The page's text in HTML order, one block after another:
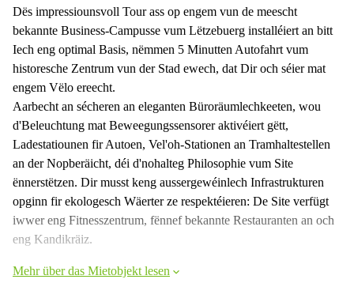
Dës impressiounsvoll Tour ass op engem vun de meescht
bekannte Business-Campusse vum Lëtzebuerg installéiert an bitt
Iech eng optimal Basis, nëmmen 5 Minutten Autofahrt vum
historesche Zentrum vun der Stad ewech, dat Dir och séier mat
engem Vëlo ereecht.
Aarbecht an sécheren an eleganten Büroräumlechkeeten, wou
d'Beleuchtung mat Beweegungssensorer aktivéiert gëtt,
Ladestatiounen fir Autoen, Vel'oh-Stationen an Tramhaltestellen
an der Nopberäicht, déi d'nohalteg Philosophie vum Site
ënnerstëtzen. Dir musst keng aussergewéinlech Infrastrukturen
opginn fir ekologesch Wäerter ze respektéieren: De Site verfügt
iwwer eng Fitnesszentrum, fënnef bekannte Restauranten an och
eng Kandikräiz.
Mehr über das Mietobjekt lesen